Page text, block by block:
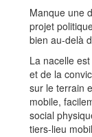
Manque une
projet
bien au-delà
La nacelle
et de la
sur le terrain
mobile,
social
tiers-lieu